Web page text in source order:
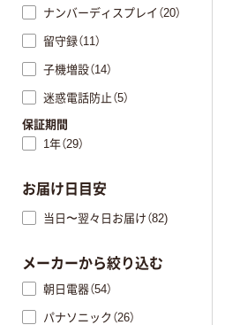
ナンバーディスプレイ（20）
留守録（11）
子機増設（14）
迷惑電話防止（5）
保証期間
1年（29）
お届け日目安
当日〜翌々日お届け（82)
メーカーから絞り込む
朝日電器（54）
パナソニック（26）